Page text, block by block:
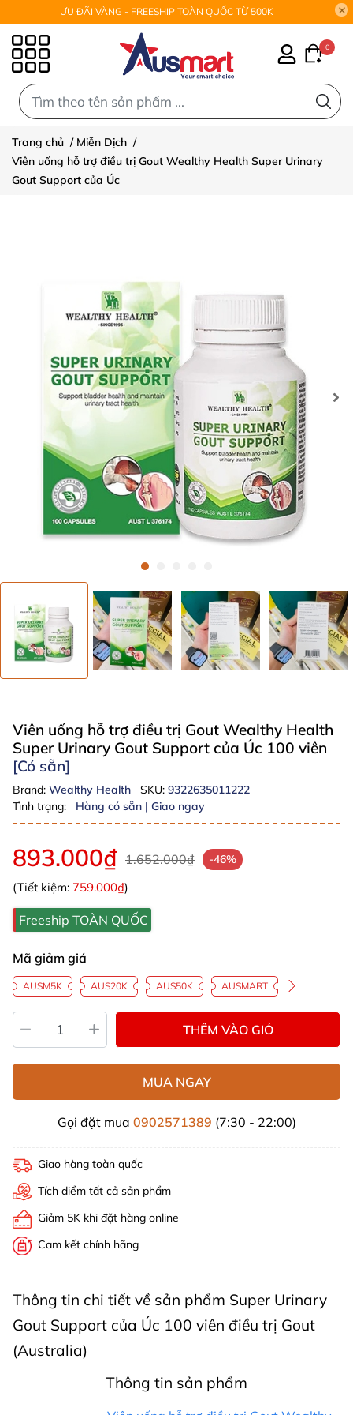
ƯU ĐÃI VÀNG - FREESHIP TOÀN QUỐC TỪ 500K
0
Trang chủ / Miễn Dịch /
Viên uống hỗ trợ điều trị Gout Wealthy Health Super Urinary
Gout Support của Úc
Viên uống hỗ trợ điều trị Gout Wealthy Health
Super Urinary Gout Support của Úc 100 viên
[Có sẵn]
Brand: Wealthy Health SKU: 9322635011222
Tình trạng:
Hàng có sẵn | Giao ngay
893.000₫ 1.652.000₫ -46%
(Tiết kiệm: 759.000₫)
Freeship TOÀN QUỐC
Mã giảm giá
AUSM5K AUS20K AUS50K AUSMART
THÊM VÀO GIỎ
MUA NGAY
Gọi đặt mua 0902571389 (7:30 - 22:00)
Giao hàng toàn quốc
Tích điểm tất cả sản phẩm
Giảm 5K khi đặt hàng online
Cam kết chính hãng
Thông tin chi tiết về sản phẩm Super Urinary
Gout Support của Úc 100 viên điều trị Gout
(Australia)
Thông tin sản phẩm